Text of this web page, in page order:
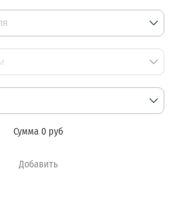
Сумма 0 руб
Добавить